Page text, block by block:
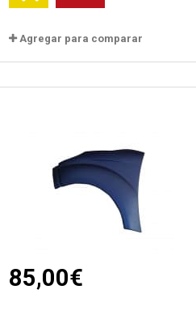
Agregar para comparar
85,00€